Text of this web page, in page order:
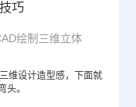
巧
绘制三维立体
维设计造型感，下面就
。